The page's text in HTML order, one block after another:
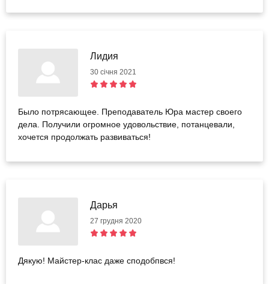
Лидия
30 січня 2021
Было потрясающее. Преподаватель Юра мастер своего
дела. Получили огромное удовольствие, потанцевали,
хочется продолжать развиваться!
Дарья
27 грудня 2020
Дякую! Майстер-клас даже сподобпвся!